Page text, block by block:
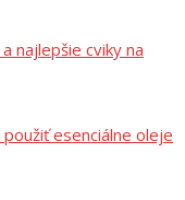
najlepšie cviky na
použiť esenciálne oleje